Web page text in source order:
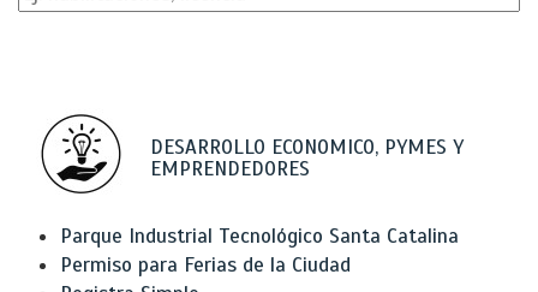
DESARROLLO ECONOMICO, PYMES Y
EMPRENDEDORES
Parque Industrial Tecnológico Santa Catalina
Permiso para Ferias de la Ciudad